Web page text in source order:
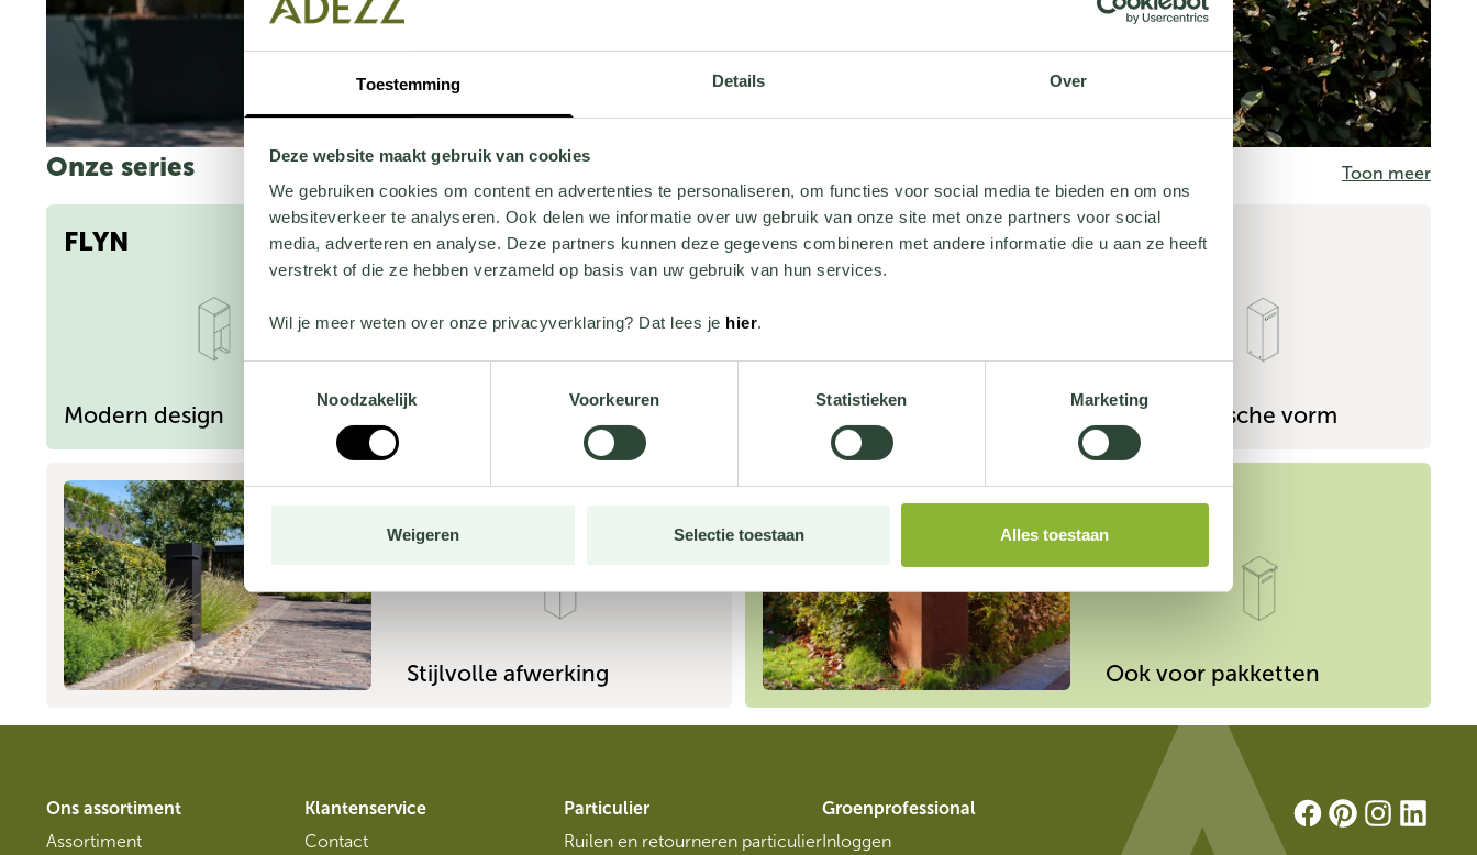
Toestemming Details Over
Deze website maakt gebruik van cookies
We gebruiken cookies om content en advertenties te personaliseren, om functies voor social media te bieden en om ons
websiteverkeer te analyseren. Ook delen we informatie over uw gebruik van onze site met onze partners voor social
media, adverteren en analyse. Deze partners kunnen deze gegevens combineren met andere informatie die u aan ze heeft
verstrekt of die ze hebben verzameld op basis van uw gebruik van hun services.
Wil je meer weten over onze privacyverklaring? Dat lees je hier.
Noodzakelijk
Voorkeuren Statistieken Marketing
Weigeren Selectie toestaan Alles toestaan
Onze series Toon meer
FLYN
Modern design
PACA
Ook voor pakketten
NOX
Minimalistische vorm
Stijlvolle afwerking
CASE
Ook voor pakketten
Ons assortiment
Assortiment
Klantenservice
Contact
Particulier
Ruilen en retourneren particulier
Groenprofessional
Inloggen